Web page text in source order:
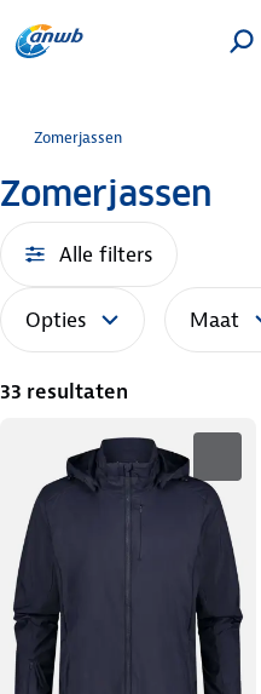
Zomerjassen
Zomerjassen
Alle filters
Opties Maat
33 resultaten